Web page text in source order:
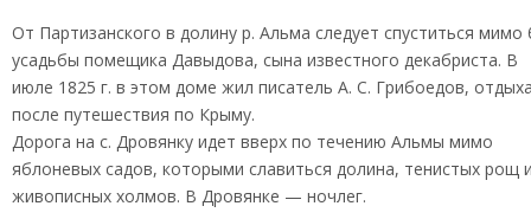
От Партизанского в долину р. Альма следует спуститься мимо
усадьбы помещика Давыдова, сына известного декабриста. В
июле 1825 г. в этом доме жил писатель А. С. Грибоедов,
после путешествия по Крыму.
Дорога на с. Дровянку идет вверх по течению Альмы мимо
яблоневых садов, которыми славиться долина, тенистых рощ
живописных холмов. В Дровянке — ночлег.